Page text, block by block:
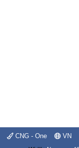
CNG - One VN